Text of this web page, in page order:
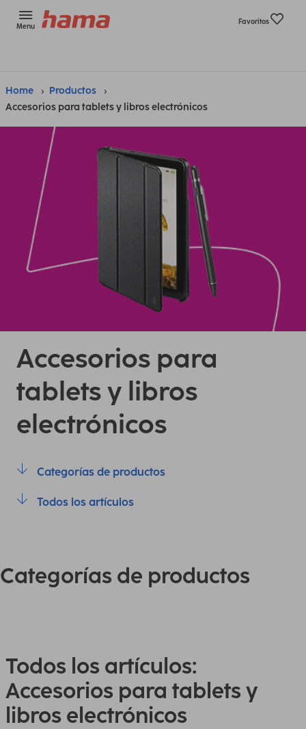
Menu
Favoritos
Home
Productos
Accesorios para tablets y libros electrónicos
Accesorios para
tablets y libros
electrónicos
Categorías de productos
Todos los artículos
Categorías de productos
Todos los artículos:
Accesorios para tablets y
libros electrónicos